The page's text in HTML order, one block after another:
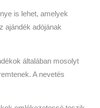
is lehet, amelyek
ajándék adójának
általában mosolyt
A nevetés